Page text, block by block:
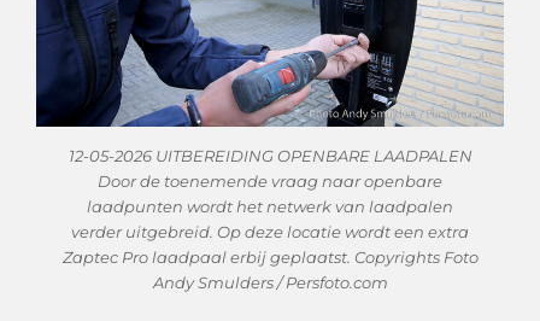
12-05-2026 UITBEREIDING OPENBARE LAADPALEN
Door de toenemende vraag naar openbare
laadpunten wordt het netwerk van laadpalen
verder uitgebreid. Op deze locatie wordt een extra
Zaptec Pro laadpaal erbij geplaatst. Copyrights Foto
Andy Smulders / Persfoto.com